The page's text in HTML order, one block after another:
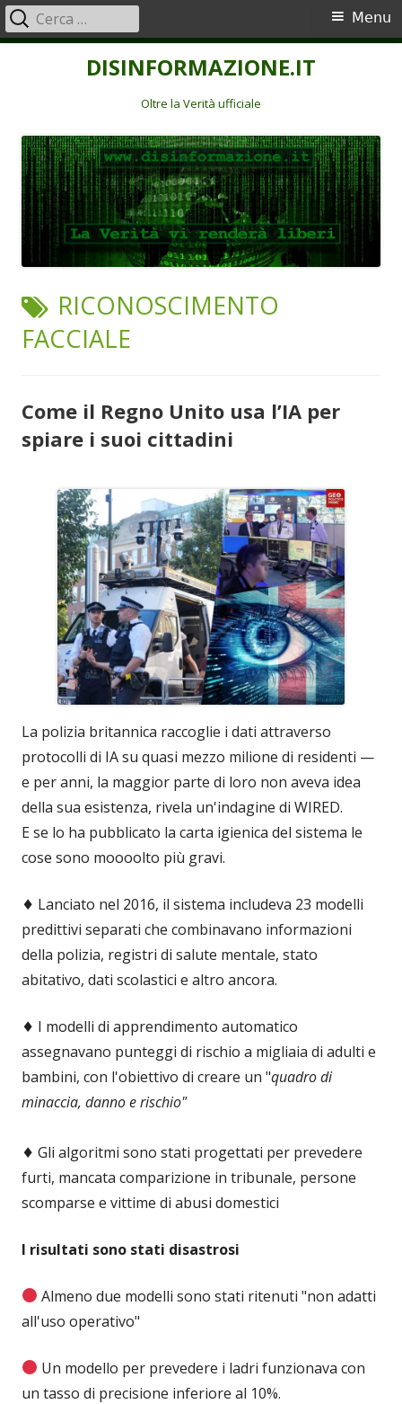
DISINFORMAZIONE.IT
Oltre la Verità ufficiale
Menu
principale
Menu
Ricerca
per:
TAG:
RICONOSCIMENTO
FACCIALE
Come il Regno Unito usa l’IA per
spiare i suoi cittadini
La polizia britannica raccoglie i dati attraverso
protocolli di IA su quasi mezzo milione di residenti —
e per anni, la maggior parte di loro non aveva idea
della sua esistenza, rivela un'indagine di WIRED.
E se lo ha pubblicato la carta igienica del sistema le
cose sono moooolto più gravi.
♦️ Lanciato nel 2016, il sistema includeva 23 modelli
predittivi separati che combinavano informazioni
della polizia, registri di salute mentale, stato
abitativo, dati scolastici e altro ancora.
♦️ I modelli di apprendimento automatico
assegnavano punteggi di rischio a migliaia di adulti e
bambini, con l'obiettivo di creare un "quadro di
minaccia, danno e rischio"
♦️ Gli algoritmi sono stati progettati per prevedere
furti, mancata comparizione in tribunale, persone
scomparse e vittime di abusi domestici
I risultati sono stati disastrosi
Almeno due modelli sono stati ritenuti "non adatti
all'uso operativo"
Un modello per prevedere i ladri funzionava con
un tasso di precisione inferiore al 10%.